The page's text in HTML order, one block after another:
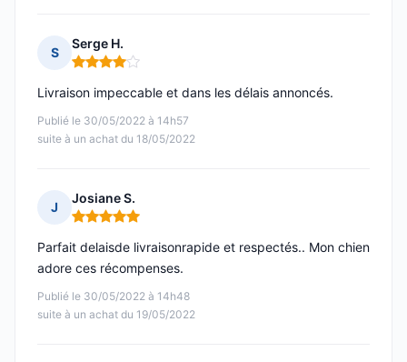
S
Serge H.
Note : 4 sur 5
Publié le 30/05/2022 à 14h57
suite à un achat du 18/05/2022
Livraison impeccable et dans les délais annoncés.
J
Josiane S.
Note : 5 sur 5
Publié le 30/05/2022 à 14h48
suite à un achat du 19/05/2022
Parfait delaisde livraisonrapide et respectés.. Mon chien
adore ces récompenses.